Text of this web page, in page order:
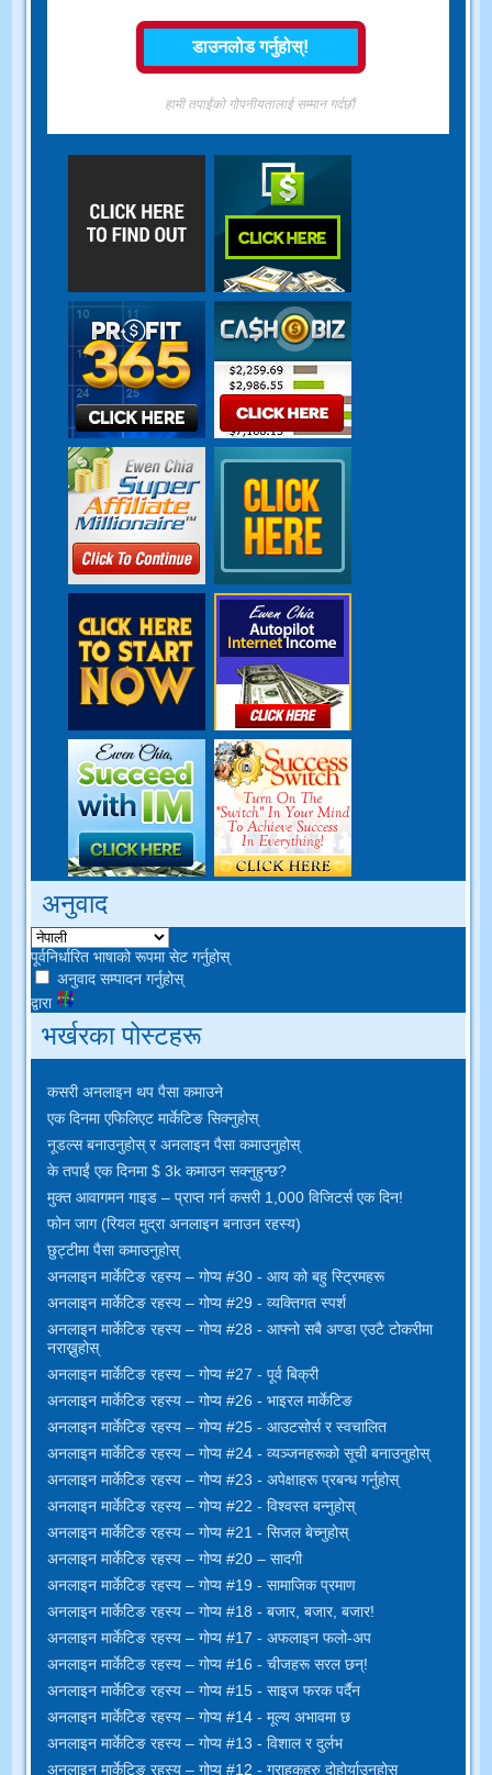
हामी तपाईंको गोपनीयतालाई सम्मान गर्दछौं
अनुवाद
पूर्वनिर्धारित भाषाको रूपमा सेट गर्नुहोस्
अनुवाद सम्पादन गर्नुहोस्
द्वारा
भर्खरका पोस्टहरू
कसरी अनलाइन थप पैसा कमाउने
एक दिनमा एफिलिएट मार्केटिङ सिक्नुहोस्
नूडल्स बनाउनुहोस् र अनलाइन पैसा कमाउनुहोस्
के तपाईं एक दिनमा $ 3k कमाउन सक्नुहुन्छ?
मुक्त आवागमन गाइड – प्राप्त गर्न कसरी 1,000 विजिटर्स एक दिन!
फोन जाग (रियल मुद्रा अनलाइन बनाउन रहस्य)
छुट्टीमा पैसा कमाउनुहोस्
अनलाइन मार्केटिङ रहस्य – गोप्य #30 - आय को बहु स्ट्रिमहरू
अनलाइन मार्केटिङ रहस्य – गोप्य #29 - व्यक्तिगत स्पर्श
अनलाइन मार्केटिङ रहस्य – गोप्य #28 - आफ्नो सबै अण्डा एउटै टोकरीमा
नराख्नुहोस्
अनलाइन मार्केटिङ रहस्य – गोप्य #27 - पूर्व बिक्री
अनलाइन मार्केटिङ रहस्य – गोप्य #26 - भाइरल मार्केटिङ
अनलाइन मार्केटिङ रहस्य – गोप्य #25 - आउटसोर्स र स्वचालित
अनलाइन मार्केटिङ रहस्य – गोप्य #24 - व्यञ्जनहरूको सूची बनाउनुहोस्
अनलाइन मार्केटिङ रहस्य – गोप्य #23 - अपेक्षाहरू प्रबन्ध गर्नुहोस्
अनलाइन मार्केटिङ रहस्य – गोप्य #22 - विश्वस्त बन्नुहोस्
अनलाइन मार्केटिङ रहस्य – गोप्य #21 - सिजल बेच्नुहोस्
अनलाइन मार्केटिङ रहस्य – गोप्य #20 – सादगी
अनलाइन मार्केटिङ रहस्य – गोप्य #19 - सामाजिक प्रमाण
अनलाइन मार्केटिङ रहस्य – गोप्य #18 - बजार, बजार, बजार!
अनलाइन मार्केटिङ रहस्य – गोप्य #17 - अफलाइन फलो-अप
अनलाइन मार्केटिङ रहस्य – गोप्य #16 - चीजहरू सरल छन्!
अनलाइन मार्केटिङ रहस्य – गोप्य #15 - साइज फरक पर्दैन
अनलाइन मार्केटिङ रहस्य – गोप्य #14 - मूल्य अभावमा छ
अनलाइन मार्केटिङ रहस्य – गोप्य #13 - विशाल र दुर्लभ
अनलाइन मार्केटिङ रहस्य – गोप्य #12 - ग्राहकहरु दोहोर्याउनुहोस्